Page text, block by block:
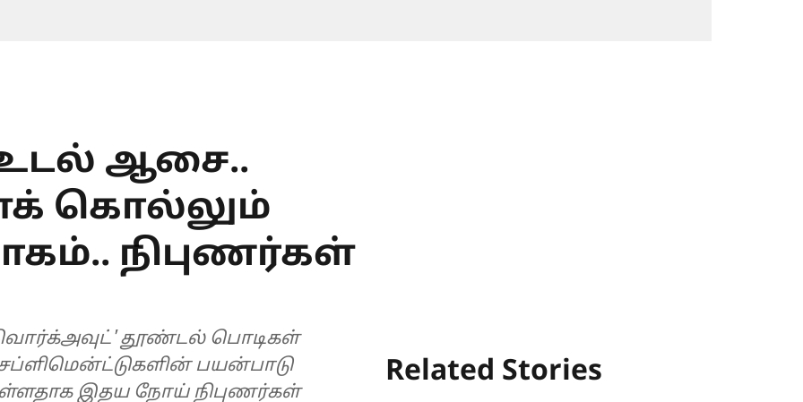
ஆசை..
கொல்லும்
நிபுணர்கள்
வொர்க்அவுட்' தூண்டல் பொடிகள்
பயன்பாடு
இதய நோய் நிபுணர்கள்
Related Stories